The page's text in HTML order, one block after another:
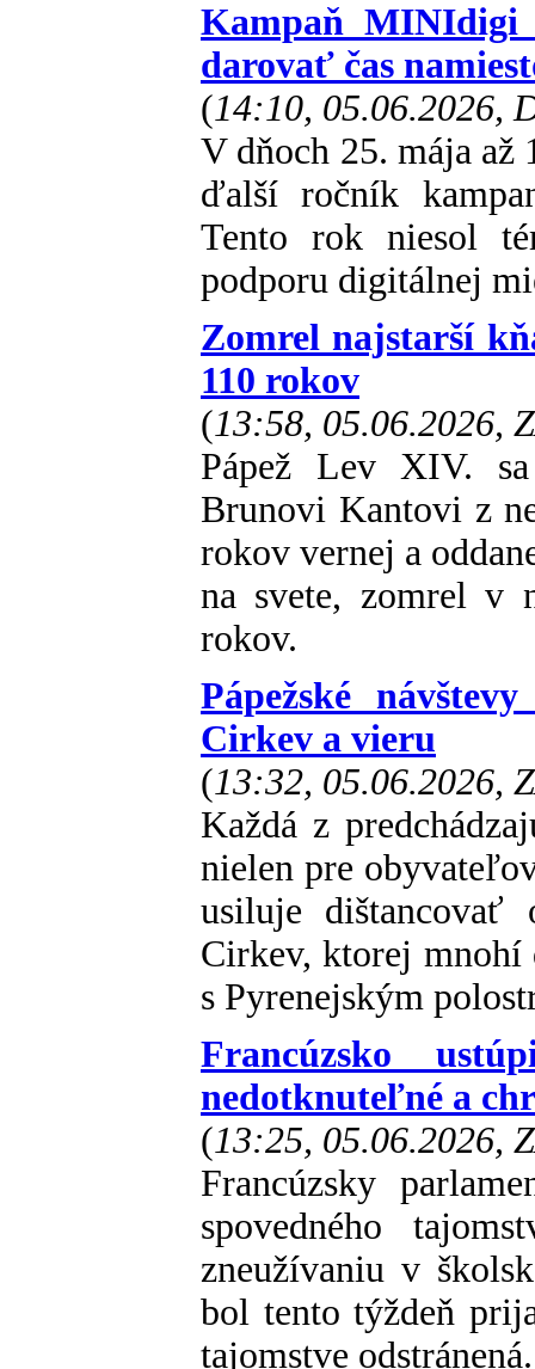
Kampaň MINIdigi
darovať čas
(14:10, 05.06.2026,
V dňoch 25. mája až
ďalší ročník
Tento rok niesol
podporu digitálnej
Zomrel najstarší
110 rokov
(13:58, 05.06.2026,
Pápež Lev XIV.
Brunovi Kantovi z
rokov vernej a
na svete, zomrel v
rokov.
Pápežské
Cirkev a vieru
(13:32, 05.06.2026,
Každá z
nielen pre
usiluje
Cirkev, ktorej mnohí
s Pyrenejským
Francúzsko
nedotknuteľné a
(13:25, 05.06.2026,
Francúzsky
spovedného
zneužívaniu v
bol tento týždeň
tajomstve odstránená.